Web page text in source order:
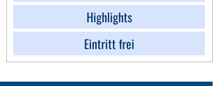
Highlights
Eintritt frei